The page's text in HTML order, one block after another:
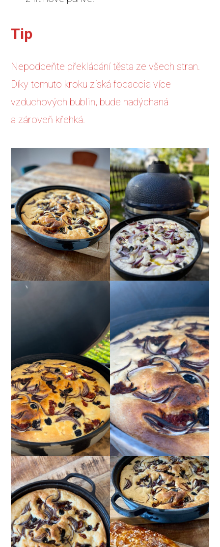
Tip
Nepodceňte překládání těsta ze všech stran.
Díky tomuto kroku získá focaccia více
vzduchových bublin, bude nadýchaná
a zároveň křehká.